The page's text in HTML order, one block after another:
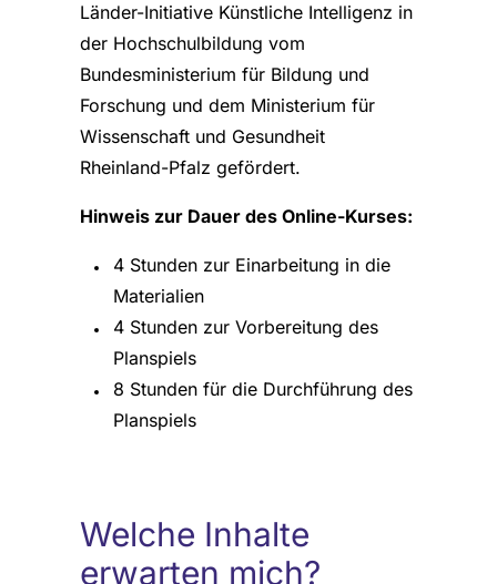
Länder-Initiative Künstliche Intelligenz in
der Hochschulbildung vom
Bundesministerium für Bildung und
Forschung und dem Ministerium für
Wissenschaft und Gesundheit
Rheinland-Pfalz gefördert.
Hinweis zur Dauer des Online-Kurses:
4 Stunden zur Einarbeitung in die
Materialien
4 Stunden zur Vorbereitung des
Planspiels
8 Stunden für die Durchführung des
Planspiels
Welche Inhalte
erwarten mich?